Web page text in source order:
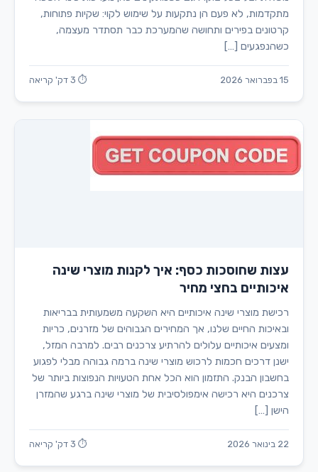
מתקדמות, לא פעם הן נתקעות על שימוש לקוי: שקיות פתוחות,
קרטונים בפירים ותחושה שהמערכת כבר תסתדר מעצמה,
כשהנפגעים […]
15 בפברואר 2026 ⏱ 3 דק' קריאה
עצות שחוסכות כסף: איך לקנות מוצרי שינה
איכותיים בחצי מחיר
רכישת מוצרי שינה איכותיים היא השקעה משמעותית בבריאות
ובאיכות החיים שלנו, אך המחירים הגבוהים של מזרנים, כריות
ומצעים איכותיים עלולים להרתיע צרכנים רבים. למרבה המזל,
ישנן דרכים חכמות לרכוש מוצרי שינה ברמה גבוהה מבלי לפגוע
בחשבון הבנק. התזמון הוא הכל אחת הטעויות הנפוצות ביותר של
צרכנים היא רכישה אימפולסיבית של מוצרי שינה ברגע שהמזרן
הישן […]
22 בינואר 2026 ⏱ 3 דק' קריאה